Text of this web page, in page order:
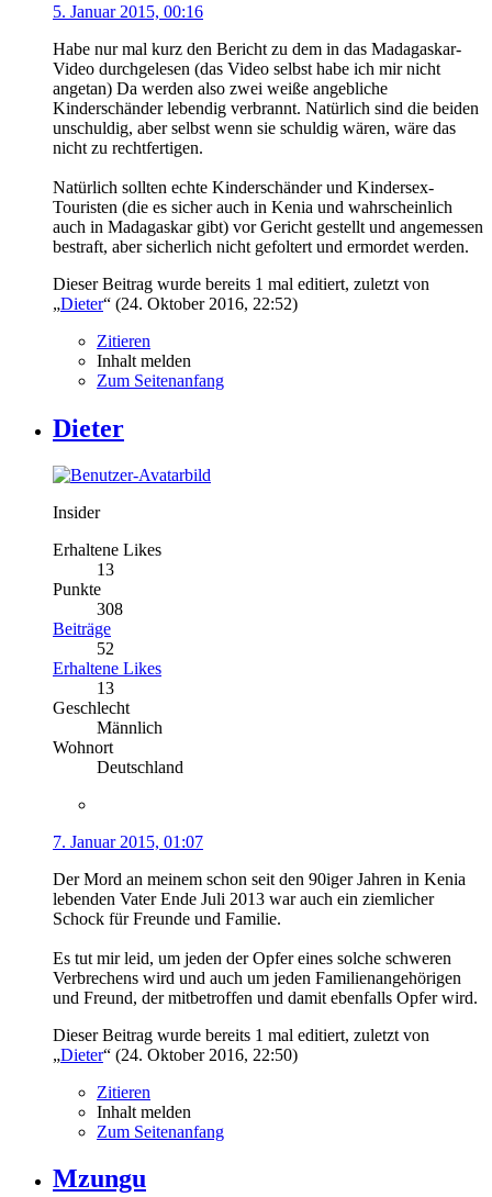
5. Januar 2015, 00:16
Habe nur mal kurz den Bericht zu dem in das Madagaskar-
Video durchgelesen (das Video selbst habe ich mir nicht
angetan) Da werden also zwei weiße angebliche
Kinderschänder lebendig verbrannt. Natürlich sind die beiden
unschuldig, aber selbst wenn sie schuldig wären, wäre das
nicht zu rechtfertigen.
Natürlich sollten echte Kinderschänder und Kindersex-
Touristen (die es sicher auch in Kenia und wahrscheinlich
auch in Madagaskar gibt) vor Gericht gestellt und angemessen
bestraft, aber sicherlich nicht gefoltert und ermordet werden.
Dieser Beitrag wurde bereits 1 mal editiert, zuletzt von
„Dieter“ (24. Oktober 2016, 22:52)
Zitieren
Inhalt melden
Zum Seitenanfang
Dieter
Insider
Erhaltene Likes
13
Punkte
308
Beiträge
52
Erhaltene Likes
13
Geschlecht
Männlich
Wohnort
Deutschland
7. Januar 2015, 01:07
Der Mord an meinem schon seit den 90iger Jahren in Kenia
lebenden Vater Ende Juli 2013 war auch ein ziemlicher
Schock für Freunde und Familie.
Es tut mir leid, um jeden der Opfer eines solche schweren
Verbrechens wird und auch um jeden Familienangehörigen
und Freund, der mitbetroffen und damit ebenfalls Opfer wird.
Dieser Beitrag wurde bereits 1 mal editiert, zuletzt von
„Dieter“ (24. Oktober 2016, 22:50)
Zitieren
Inhalt melden
Zum Seitenanfang
Mzungu